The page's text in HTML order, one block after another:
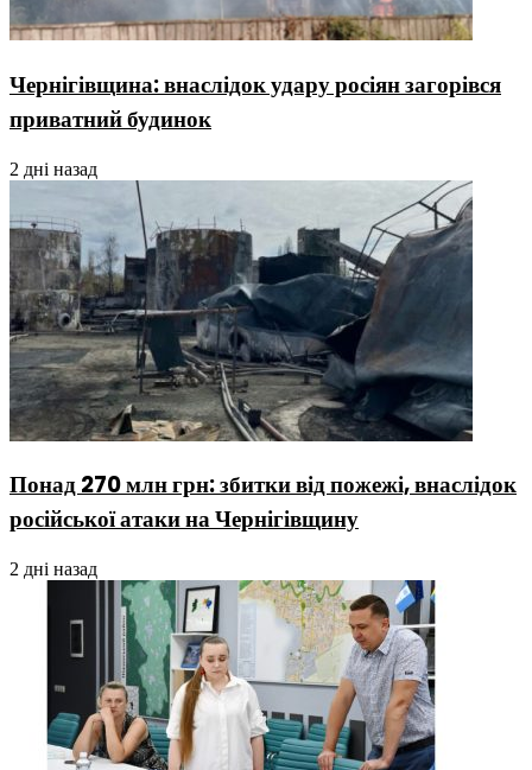
Чернігівщина: внаслідок удару росіян загорівся
приватний будинок
2 дні назад
Понад 270 млн грн: збитки від пожежі, внаслідок
російської атаки на Чернігівщину
2 дні назад